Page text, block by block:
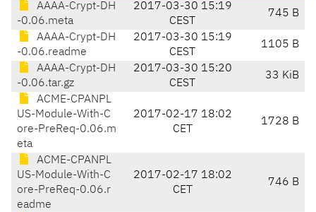
AAAA-Crypt-DH
-0.06.meta
2017-03-30 15:19
CEST
745 B
AAAA-Crypt-DH
-0.06.readme
2017-03-30 15:19
CEST
1105 B
AAAA-Crypt-DH
-0.06.tar.gz
2017-03-30 15:20
CEST
33 KiB
ACME-CPANPL
US-Module-With-C
ore-PreReq-0.06.m
eta
2017-02-17 18:02
CET
1728 B
ACME-CPANPL
US-Module-With-C
ore-PreReq-0.06.r
eadme
2017-02-17 18:02
CET
746 B